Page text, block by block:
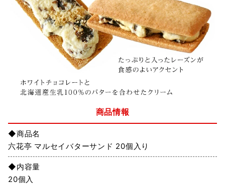
商品情報
◆商品名
六花亭 マルセイバターサンド 20個入り
◆内容量
20個入